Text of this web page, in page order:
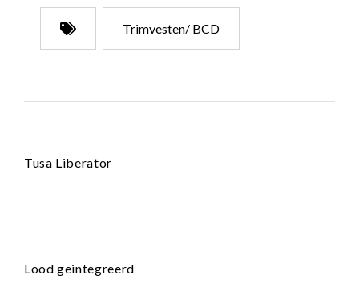
Trimvesten/ BCD
Tusa Liberator
Lood geintegreerd